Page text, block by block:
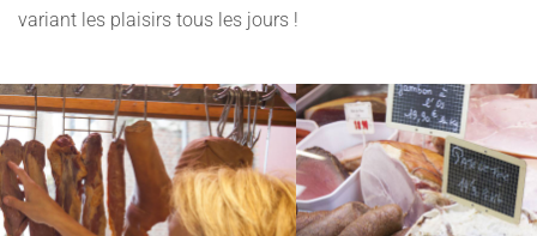
variant les plaisirs tous les jours !